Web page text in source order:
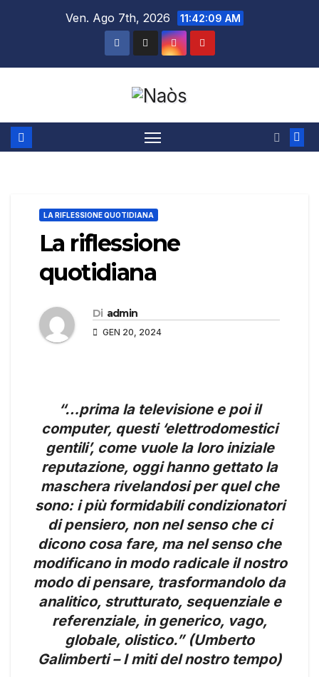
Ven. Ago 7th, 2026 11:42:10 AM
LA RIFLESSIONE QUOTIDIANA
La riflessione
quotidiana
Di admin
GEN 20, 2024
“…prima la televisione e poi il
computer, questi ‘elettrodomestici
gentili’, come vuole la loro iniziale
reputazione, oggi hanno gettato la
maschera rivelandosi per quel che
sono: i più formidabili condizionatori
di pensiero, non nel senso che ci
dicono cosa fare, ma nel senso che
modificano in modo radicale il nostro
modo di pensare, trasformandolo da
analitico, strutturato, sequenziale e
referenziale, in generico, vago,
globale, olistico.” (Umberto
Galimberti – I miti del nostro tempo)